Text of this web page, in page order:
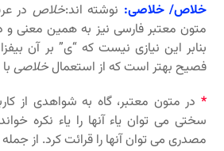
خلاص/ خلاصی: نوشته اند:خلاص در
متون معتبر فارسی نیز به همین معنی
بنابر این نیازی نیست که “ی” بر آن
فصیح بهتر است که از استعمالخلاصی
* در متون معتبر، گاه به شواهدی از
سختی می توان یاء آنها را یاء نکره
مصدری می توان آنها را قرائت کرد. از